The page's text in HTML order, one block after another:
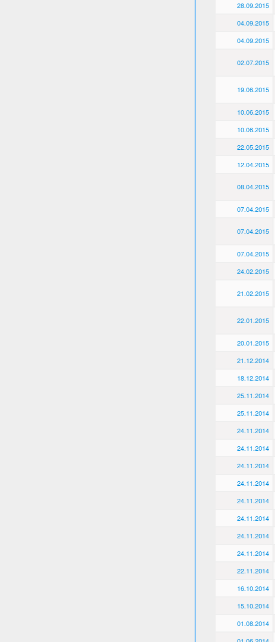
28.09.2015
04.09.2015
04.09.2015
02.07.2015
19.06.2015
10.06.2015
10.06.2015
22.05.2015
12.04.2015
08.04.2015
07.04.2015
07.04.2015
07.04.2015
24.02.2015
21.02.2015
22.01.2015
20.01.2015
21.12.2014
18.12.2014
25.11.2014
25.11.2014
24.11.2014
24.11.2014
24.11.2014
24.11.2014
24.11.2014
24.11.2014
24.11.2014
24.11.2014
22.11.2014
16.10.2014
15.10.2014
01.08.2014